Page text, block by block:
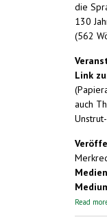
die
130
(562
Link
auch
Read